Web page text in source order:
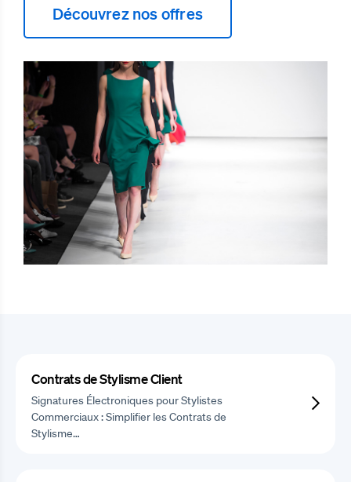
Découvrez nos offres
Contrats de Stylisme Client
Signatures Électroniques pour Stylistes
Commerciaux : Simplifier les Contrats de
Stylisme…